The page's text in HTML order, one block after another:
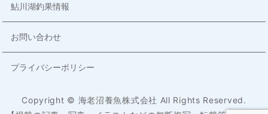
鮎川湖釣果情報
お問い合わせ
プライバシーポリシー
Copyright © 海老沼養魚株式会社 All Rights Reserved.